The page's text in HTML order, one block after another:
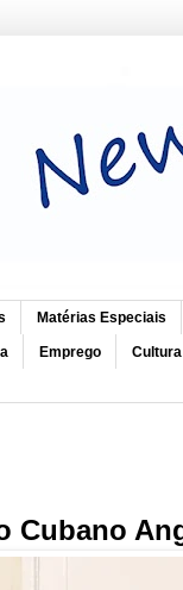
Matérias Especiais
Emprego Cultura
Cubano